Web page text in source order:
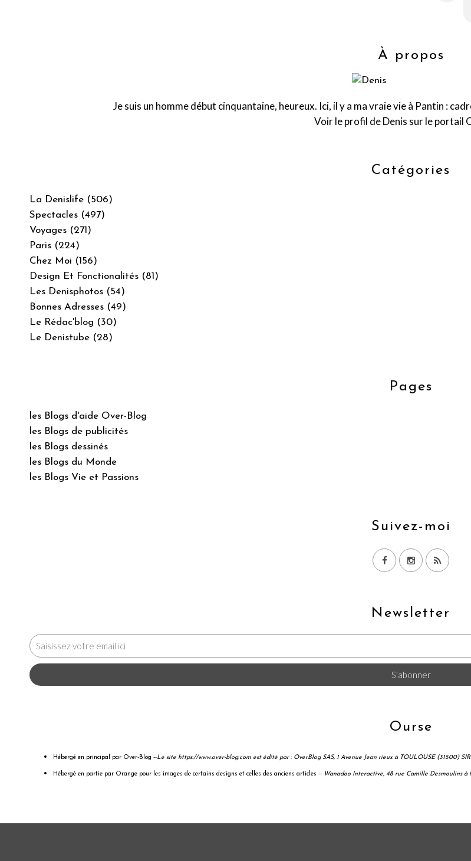
Newsletter
Catégories
La Denislife (506)
Spectacles (497)
Voyages (271)
Paris (224)
Chez Moi (156)
Design Et Fonctionalités (81)
Les Denisphotos (54)
Bonnes Adresses (49)
Le Rédac'blog (30)
Le Denistube (28)
Pages
les Blogs d'aide Over-Blog
les Blogs de publicités
les Blogs dessinés
les Blogs du Monde
les Blogs Vie et Passions
Suivez-moi
À propos
Je suis un homme début cinquantaine, heureux. Ici, il y a ma vraie vie à Pantin :
Voir le profil deDenis sur le portail
Ourse
Hébergé en principal par Over-Blog --Le site https://www.over-blog.com est édité par : OverBlog SAS, 1 Avenue Jean rieux à TOULOUSE (31500)
Hébergé en partie par Orange pour les images de certains designs et celles des anciens articles -- Wanadoo Interactive, 48 rue Camille Desmoulins à